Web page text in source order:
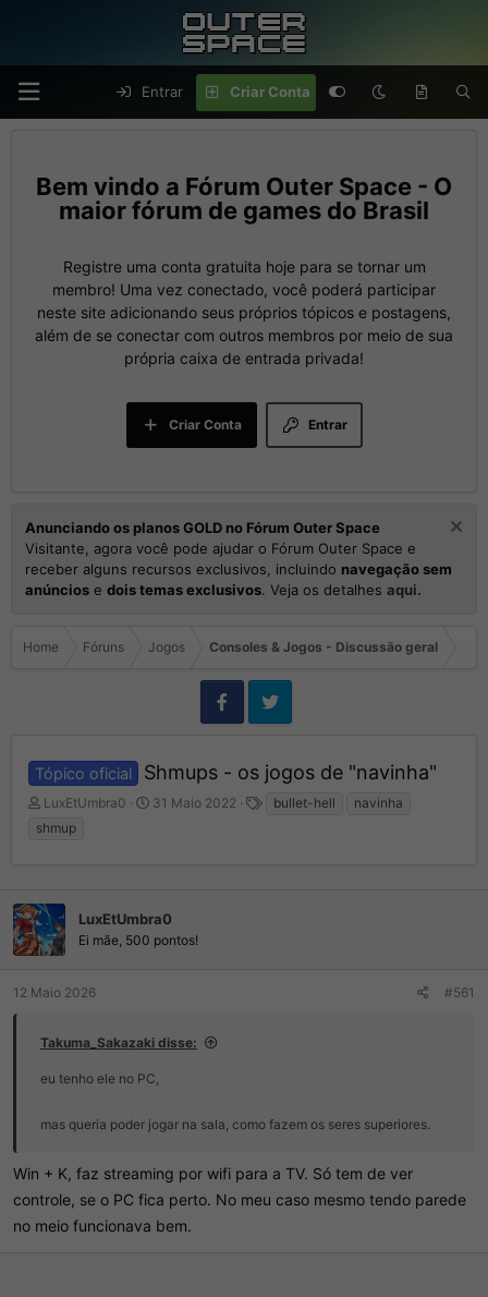
Entrar Criar Conta
Fórum Outer Space - O
maior fórum de games do Brasil
Registre uma conta gratuita hoje para se tornar um
membro! Uma vez conectado, você poderá participar
neste site adicionando seus próprios tópicos e postagens,
além de se conectar com outros membros por meio de sua
própria caixa de entrada privada!
Entrar
Criar Conta
Anunciando os planos GOLD no Fórum Outer Space
Visitante, agora você pode ajudar o Fórum Outer Space e
receber alguns recursos exclusivos, incluindo navegação sem
anúncios e dois temas exclusivos. Veja os detalhes aqui.
Home Fóruns Jogos Consoles & Jogos - Discussão geral
Tópico oficial Shmups - os jogos de "navinha"
I
n
d
o
r
o
ó
i
LuxEtUmbra0
D
I
n
31 Maio 2022 bullet-hell
navinha
shmup
LuxEtUmbra0
Ei mãe, 500 pontos!
12 Maio 2026 #561
Takuma_Sakazaki disse:
eu tenho ele no PC,
mas queria poder jogar na sala, como fazem os seres superiores.
Win + K, faz streaming por wifi para a TV. Só tem de ver
controle, se o PC fica perto. No meu caso mesmo tendo parede
no meio funcionava bem.